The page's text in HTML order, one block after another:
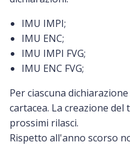
IMU IMPI;
IMU ENC;
IMU IMPI FVG;
IMU ENC FVG;
Per ciascuna
cartacea. La creazione
prossimi rilasci.
Rispetto all'anno scorso